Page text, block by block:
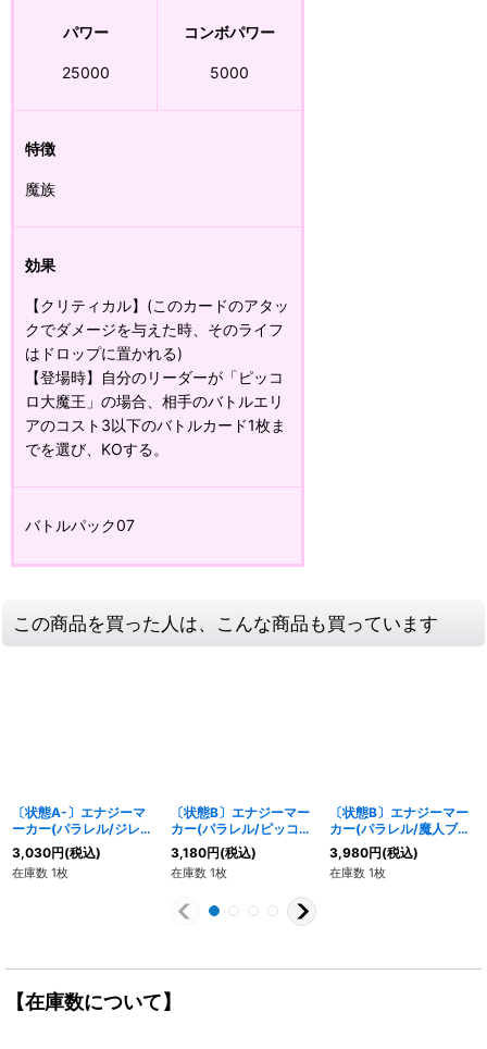
パワー
25000
コンボパワー
5000
特徴
魔族
効果
【クリティカル】(このカードのアタッ
クでダメージを与えた時、そのライフ
はドロップに置かれる)
【登場時】自分のリーダーが「ピッコ
ロ大魔王」の場合、相手のバトルエリ
アのコスト3以下のバトルカード1枚ま
でを選び、KOする。
バトルパック07
この商品を買った人は、こんな商品も買っています
〔状態A-〕エナジーマ
ーカー(パラレル/ジレ
ン)【☆】{E03-01}
3,030円(税込)
在庫数 1枚
〔状態B〕エナジーマー
カー(パラレル/ピッコ
ロ)【☆】{E03-03}
3,180円(税込)
在庫数 1枚
〔状態B〕エナジーマー
カー(パラレル/魔人ブ
ウ：悪)【☆】{E-67}
3,980円(税込)
在庫数 1枚
【在庫数について】